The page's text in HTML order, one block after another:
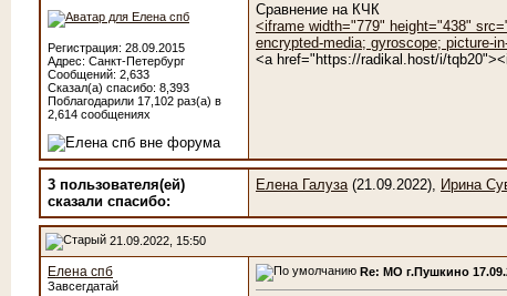
Регистрация: 28.09.2015
Адрес: Санкт-Петербург
Сообщений: 2,633
Сказал(а) спасибо: 8,393
Поблагодарили 17,102 раз(а) в
2,614 сообщениях
Сравнение на КЧК
<iframe width="779" height="438"
encrypted-media; gyroscope; picture-
<a href="https://radikal.host/i/
3 пользователя(ей)
сказали cпасибо:
Елена Галуза(21.09.2022), Ирина
21.09.2022, 15:50
Елена спб
Завсегдатай
Re: МО г.Пушкино